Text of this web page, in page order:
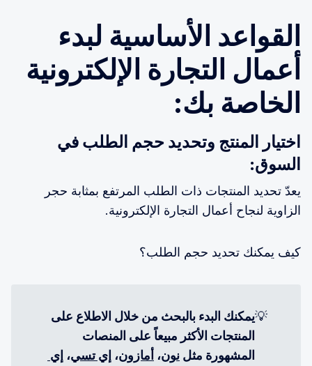
القواعد الأساسية لبدء
أعمال التجارة الإلكترونية
الخاصة بك:
اختيار المنتج وتحديد حجم الطلب في
السوق:
يعدّ تحديد المنتجات ذات الطلب المرتفع بمثابة حجر
الزاوية لنجاح أعمال التجارة الإلكترونية.
كيف يمكنك تحديد حجم الطلب؟
💡
المشهورة مثل نون، أمازون، إي تسي،